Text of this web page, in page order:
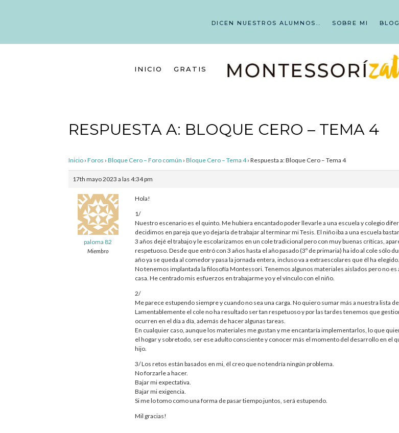
DICEN NUESTROS ALUMNOS… SOBRE MI BLOG
INICIO GRATIS
RESPUESTA A: BLOQUE CERO – TEMA 4
Inicio › Foros › Bloque Cero – Foro común › Bloque Cero – Tema 4› Respuesta a: Bloque Cero – Tema 4
17th mayo 2023 a las 4:34 pm
paloma 82
Miembro
Hola!
1/
Nuestro escenario es el quinto. Me hubiera encantado poder llevarle a una escuela y colegio
decidimos en pareja que yo dejaría de trabajar al terminar mi Tesis. El niño iba a una escuela
3 años dejé el trabajo y le escolarizamos en un cole tradicional pero con muy buenas críticas,
respetuoso. Desde que entró con 3 años hasta el año pasado (3º de primaria) ha ido al cole sólo
año ya se queda al comedor y pasa la jornada entera, incluso va a extraescolares que él ha elegido.
No tenemos implantada la filosofía Montessori. Tenemos algunos materiales aislados pero no es
casa. He centrado mis esfuerzos en trabajarme yo y el vínculo con el niño.
2/
Me parece estupendo siempre y cuando no sea una carga. No quiero sumar más a nuestra lista de
Lamentablemente el cole no ha resultado ser tan respetuoso y por las tardes tenemos que
ocurren en el día a día, además de hacer algunas tareas.
En cualquier caso, aunque los materiales me gustan y me encantaría implementarlos, lo que
el hogar y sobretodo, ser ese adulto consciente y conocer más el momento del desarrollo en el
hijo.
3/ Los retos están basados en mi, él creo que no tendría ningún problema.
No forzarle a hacer.
Bajar mi expectativa.
Bajar mi exigencia.
Si me lo tomo como una forma de pasar tiempo juntos, será estupendo.
Mil gracias!